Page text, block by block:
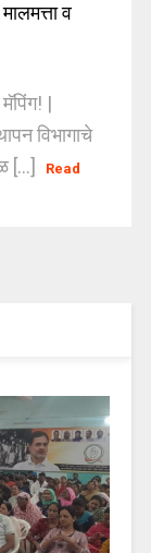
व
|
विभागाचे
[...]
Read